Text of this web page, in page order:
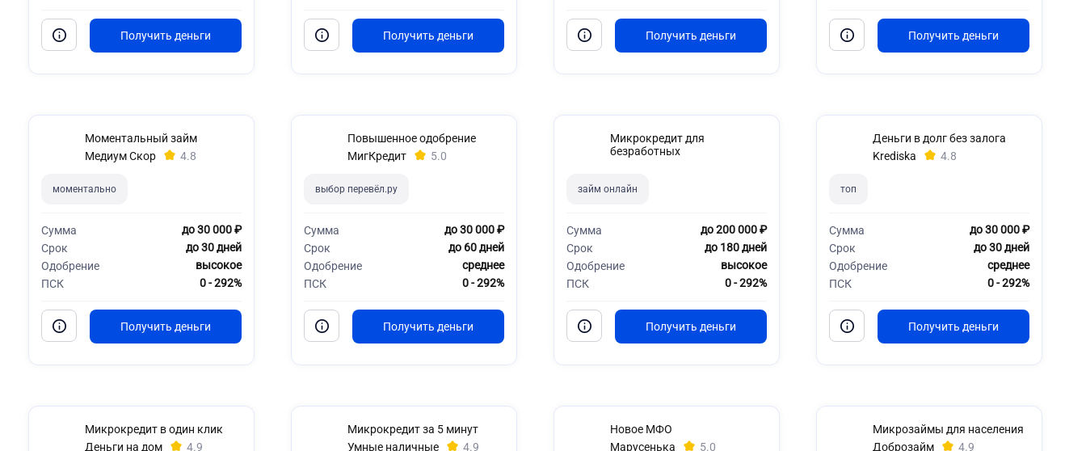
Моментальный займ
Медиум Скор
4.8
моментально
Сумма
до 30 000 ₽
Срок
до 30 дней
Одобрение
высокое
ПСК
0 - 292%
Повышенное одобрение
МигКредит
5.0
выбор перевёл.ру
Сумма
до 30 000 ₽
Срок
до 60 дней
Одобрение
среднее
ПСК
0 - 292%
Микрокредит для
безработных
займ онлайн
Сумма
до 200 000 ₽
Срок
до 180 дней
Одобрение
высокое
ПСК
0 - 292%
Деньги в долг без залога
Krediska
4.8
топ
Сумма
до 30 000 ₽
Срок
до 30 дней
Одобрение
среднее
ПСК
0 - 292%
Микрокредит в один клик
Деньги на дом
4.9
Микрокредит за 5 минут
Умные наличные
4.9
Новое МФО
Марусенька
5.0
Микрозаймы для населения
Доброзайм
4.9